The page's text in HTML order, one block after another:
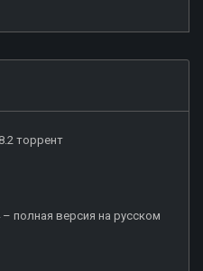
торрент
– полная версия на русском